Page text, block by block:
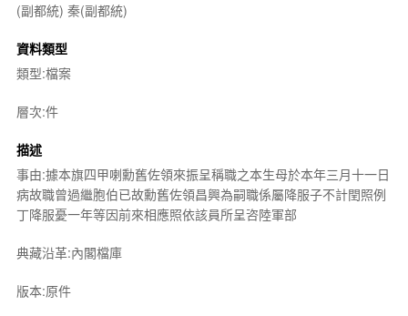
(副都統) 秦(副都統)
資料類型
類型:檔案
層次:件
描述
事由:據本旗四甲喇勳舊佐領來振呈稱職之本生母於本年三月十一日
病故職曾過繼胞伯已故勳舊佐領昌興為嗣職係屬降服子不計閏照例
丁降服憂一年等因前來相應照依該員所呈咨陸軍部
典藏沿革:內閣檔庫
版本:原件